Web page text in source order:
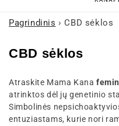
Pagrindinis › CBD sėklos
K
l
e
k
CBD sėklos
Atraskite Mama Kana
atrinktos dėl jų genetinio
Simbolinės
entuziastams, kurie nori